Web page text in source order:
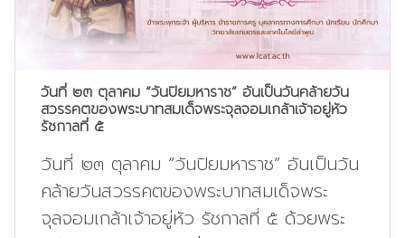
วันที่ ๒๓ ตุลาคม “วันปิยมหาราช” อันเป็นวันคล้ายวัน
สวรรคตของพระบาทสมเด็จพระจุลจอมเกล้าเจ้าอยู่หัว
รัชกาลที่ ๕
วันที่ ๒๓ ตุลาคม “วันปิยมหาราช” อันเป็นวัน
คล้ายวันสวรรคตของพระบาทสมเด็จพระ
จุลจอมเกล้าเจ้าอยู่หัว รัชกาลที่ ๕ ด้วยพระ